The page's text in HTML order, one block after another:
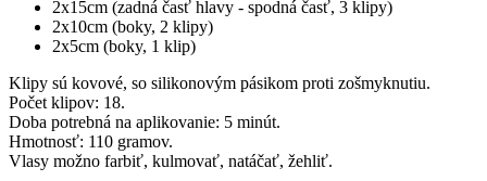
2x15cm (zadná časť hlavy - spodná časť, 3 klipy)
2x10cm (boky, 2 klipy)
2x5cm (boky, 1 klip)
Klipy sú kovové, so silikonovým pásikom proti zošmyknutiu.
Počet klipov: 18.
Doba potrebná na aplikovanie: 5 minút.
Hmotnosť: 110 gramov.
Vlasy možno farbiť, kulmovať, natáčať, žehliť.